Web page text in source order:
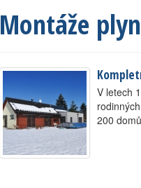
Montáže
V letech
200